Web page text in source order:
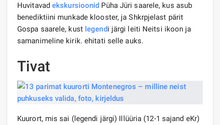
Huvitavad ekskursioonid Püha Jüri saarele, kus asub
benediktiini munkade klooster, ja Shkrpjelast pärit
Gospa saarele, kust legendi järgi leiti Neitsi ikoon ja
samanimeline kirik. ehitati selle auks.
Tivat
Kuurort, mis sai (legendi järgi) Illüüria (12-1 sajand eKr)